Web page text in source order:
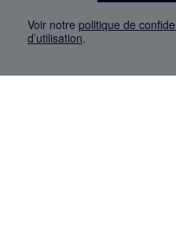
Voir notre politique de
d’utilisation.